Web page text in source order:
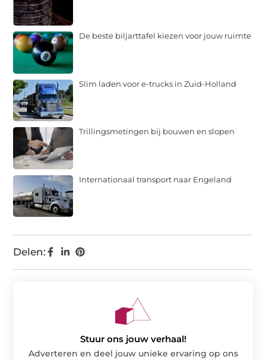
Delen:
De beste biljarttafel kiezen voor jouw ruimte
Slim laden voor e-trucks in Zuid-Holland
Trillingsmetingen bij bouwen en slopen
Internationaal transport naar Engeland
Stuur ons jouw verhaal!
Adverteren en deel jouw unieke ervaring op ons